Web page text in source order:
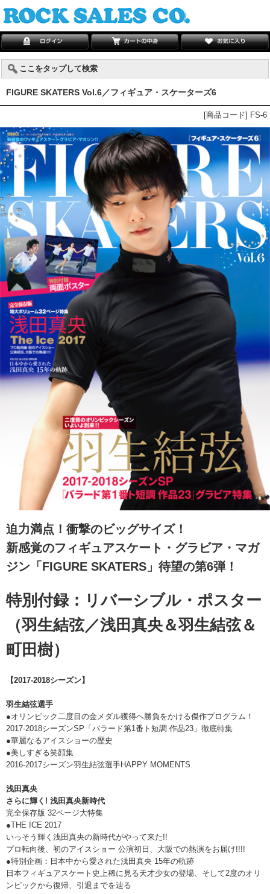
ここをタップして検索
FIGURE SKATERS Vol.6／フィギュア・スケーターズ6
[商品コード] FS-6
迫力満点！衝撃のビッグサイズ！
新感覚のフィギュアスケート・グラビア・マガ
ジン「FIGURE SKATERS」待望の第6弾！
特別付録：リバーシブル・ポスター
（羽生結弦／浅田真央＆羽生結弦＆
町田樹）
【2017-2018シーズン】
羽生結弦選手
●オリンピック二度目の金メダル獲得へ勝負をかける傑作プログラム！
2017-2018シーズンSP「バラード第1番ト短調 作品23」徹底特集
●華麗なるアイスショーの歴史
●美しすぎる笑顔集
2016-2017シーズン羽生結弦選手HAPPY MOMENTS
浅田真央
さらに輝く! 浅田真央新時代
完全保存版 32ページ大特集
●THE ICE 2017
いっそう輝く浅田真央の新時代がやって来た!!
プロ転向後、初のアイスショー 公演初日、大阪での熱演をお届け!!!!
●特別企画：日本中から愛された浅田真央 15年の軌跡
日本フィギュアスケート史上稀に見る天才少女の登場、そして2度のオリ
ンピックから復帰、引退までを辿る